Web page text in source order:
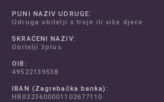
PUNI NAZIV UDRUGE:
Udruga obitelji s troje ili više djece
SKRAĆENI NAZIV:
Obitelji 3plus
OIB:
49522139538
IBAN (Zagrebačka banka):
HR0323600001102677110